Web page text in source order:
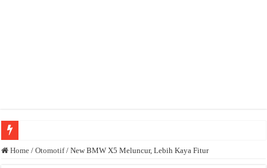
Anda butuh promosi usaha? Kontak ke Email redaksi@bisnisnasional.com
Home / Otomotif / New BMW X5 Meluncur, Lebih Kaya Fitur